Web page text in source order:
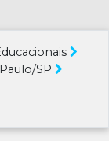
SP